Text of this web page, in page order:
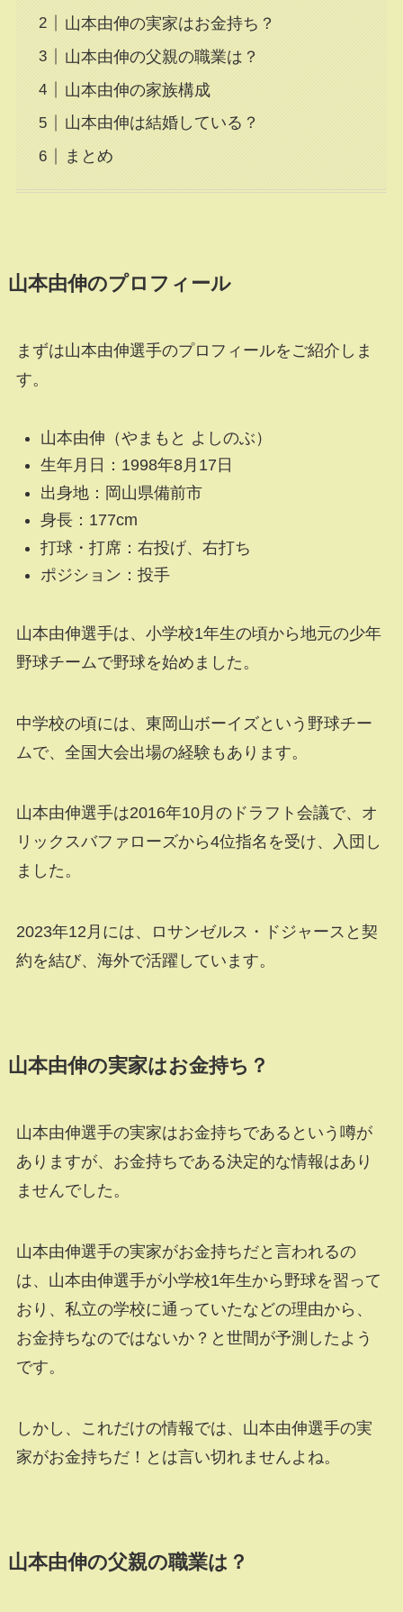
山本由伸の実家はお金持ち？
山本由伸の父親の職業は？
山本由伸の家族構成
山本由伸は結婚している？
まとめ
山本由伸のプロフィール
まずは山本由伸選手のプロフィールをご紹介しま
す。
山本由伸（やまもと よしのぶ）
生年月日： 1998年8月 17 日
出身地：岡山県備前市
身長： 177cm
打球・打席：右投げ、右打ち
ポジション：投手
山本由伸選手は、小学校1年生の頃から地元の少年
野球チームで野球を始めました。
中学校の頃には、東岡山ボーイズという野球チー
ムで、全国大会出場の経験もあります。
山本由伸選手は2016年10月のドラフト会議で、オ
リックスバファローズから4位指名を受け、入団し
ました。
2023年12 月には、ロサンゼルス・ドジャースと契
約を結び、海外で活躍しています。
山本由伸の実家はお金持ち？
山本由伸選手の実家はお金持ちであるという噂が
ありますが、お金持ちである決定的な情報はあり
ませんでした。
山本由伸選手の実家がお金持ちだと言われるの
は、山本由伸選手が小学校1年生から野球を習って
おり、私立の学校に通っていたなどの理由から、
お金持ちなのではないか？と世間が予測したよう
です。
しかし、これだけの情報では、山本由伸選手の実
家がお金持ちだ！とは言い切れませんよね。
山本由伸の父親の職業は？